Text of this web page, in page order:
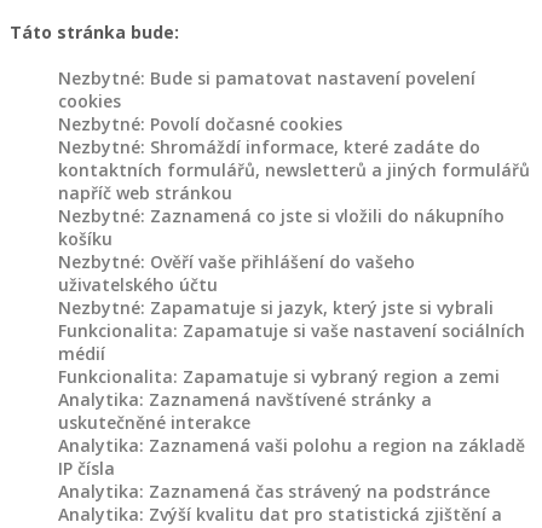
Táto stránka bude:
Nezbytné: Bude si pamatovat nastavení povelení
cookies
Nezbytné: Povolí dočasné cookies
Nezbytné: Shromáždí informace, které zadáte do
kontaktních formulářů, newsletterů a jiných formulářů
napříč web stránkou
Nezbytné: Zaznamená co jste si vložili do nákupního
košíku
Nezbytné: Ověří vaše přihlášení do vašeho
uživatelského účtu
Nezbytné: Zapamatuje si jazyk, který jste si vybrali
Funkcionalita: Zapamatuje si vaše nastavení sociálních
médií
Funkcionalita: Zapamatuje si vybraný region a zemi
Analytika: Zaznamená navštívené stránky a
uskutečněné interakce
Analytika: Zaznamená vaši polohu a region na základě
IP čísla
Analytika: Zaznamená čas strávený na podstránce
Analytika: Zvýší kvalitu dat pro statistická zjištění a